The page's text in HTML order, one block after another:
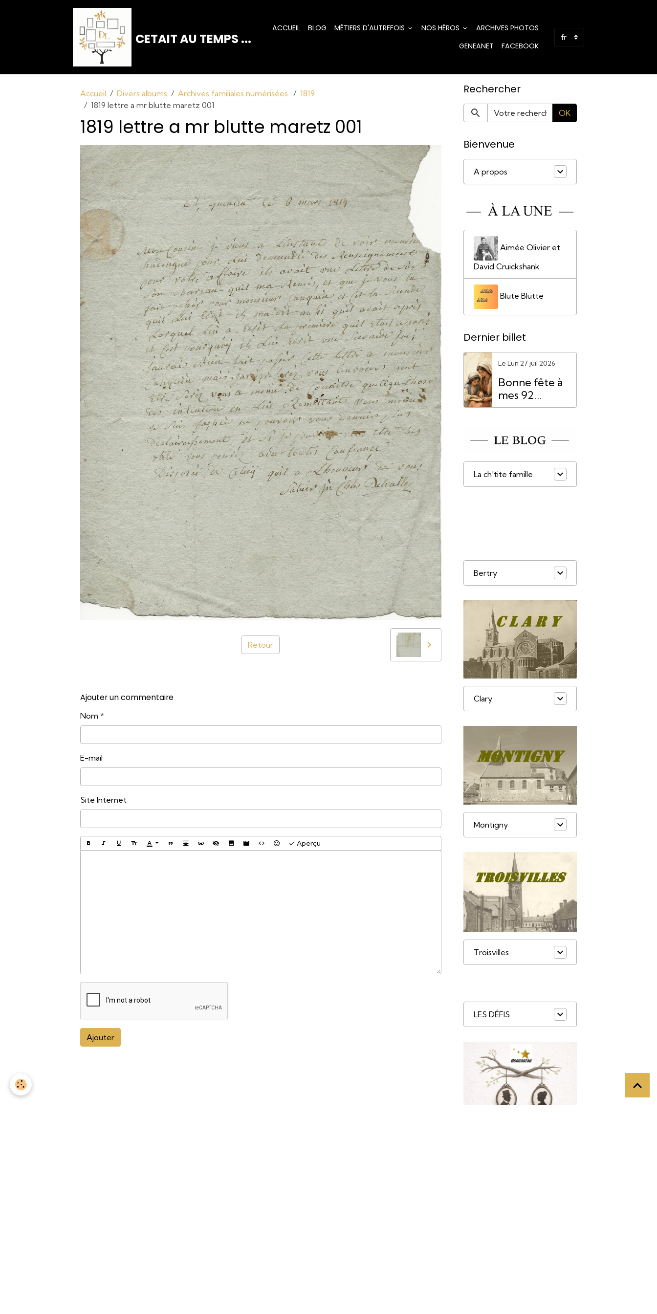
CETAIT AU TEMPS ...
ACCUEIL BLOG MÉTIERS D'AUTREFOIS NOS HÉROS
ARCHIVES PHOTOS
GENEANET
FACEBOOK
Accueil Divers albums Archives familiales numérisées.
1819
1819 lettre a mr blutte maretz 001
1819 lettre a mr blutte maretz 001
Retour
Ajouter un commentaire
Nom
E-mail
Site Internet
Aperçu
Ajouter
Rechercher
OK
Bienvenue
A propos
Aimée Olivier et
David Cruickshank
Blute Blutte
Dernier billet
Le Lun 27 juil 2026
Bonne fête à
mes 92
"Mamie
La ch'tite famille
Bertry
Clary
Montigny
Troisvilles
LES DÉFIS